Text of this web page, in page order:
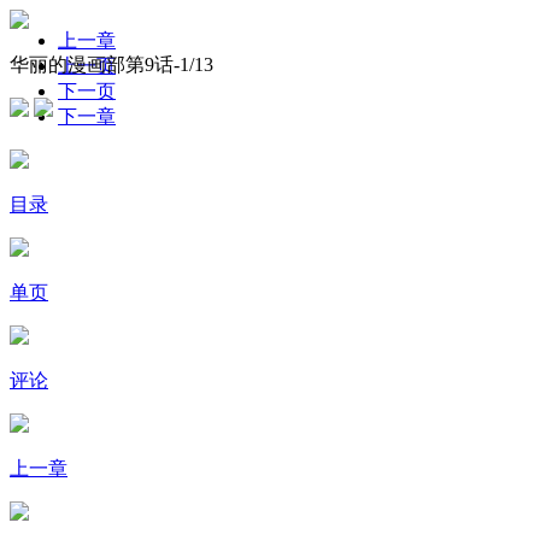
华丽的漫画部第9话-1/13
上一章
上一页
下一页
下一章
目录
单页
评论
上一章